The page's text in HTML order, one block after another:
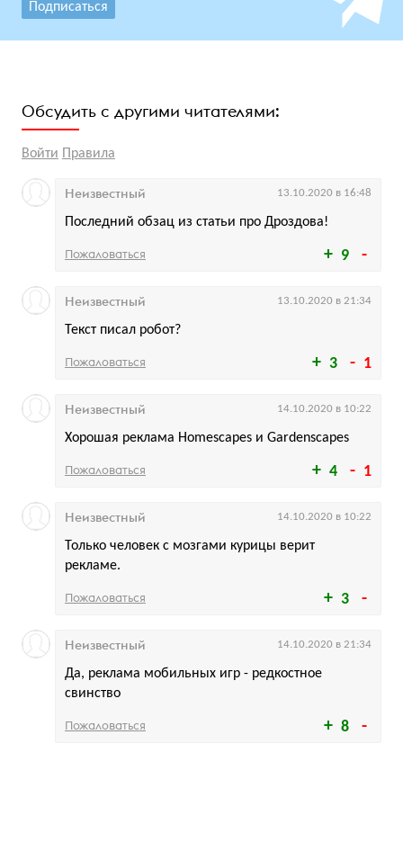
Подписаться
Обсудить с другими читателями:
Войти Правила
9
Последний обзац из статьи про Дроздова!
Неизвестный 13.10.2020 в 16:48
Пожаловаться
3 1
Текст писал робот?
Неизвестный 13.10.2020 в 21:34
Пожаловаться
4 1
Хорошая реклама Homescapes и Gardenscapes
Неизвестный 14.10.2020 в 10:22
Пожаловаться
3
Только человек с мозгами курицы верит
рекламе.
Неизвестный 14.10.2020 в 10:22
Пожаловаться
8
Да, реклама мобильных игр - редкостное
свинство
Неизвестный 14.10.2020 в 21:34
Пожаловаться